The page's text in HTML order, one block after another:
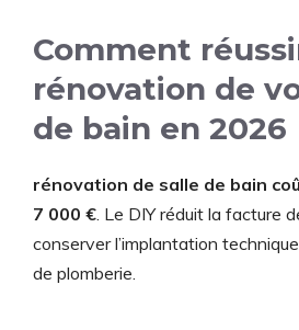
Comment
rénovation de
de bain en 2026
rénovation de salle de bain
7 000 €. Le DIY réduit la facture
conserver l’implantation
de plomberie.